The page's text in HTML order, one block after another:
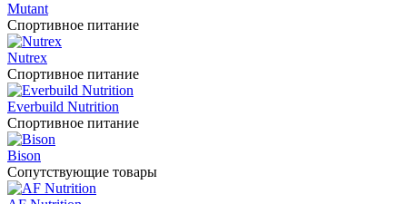
Mutant
Спортивное питание
Nutrex
Спортивное питание
Everbuild Nutrition
Спортивное питание
Bison
Сопутствующие товары